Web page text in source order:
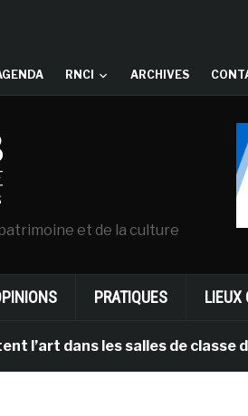
RNCI ARCHIVES
et de la culture
PRATIQUES LIEUX
l’art dans les salles de classe